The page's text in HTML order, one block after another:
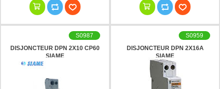
DISJONCTEUR DPN 2X10 CP60
SIAME
S0987
DISJONCTEUR DPN 2X16A
SIAME
S0959